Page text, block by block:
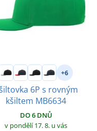
+6
6P s rovným
kšiltem MB6634
DO 6 DNŮ
v pondělí 17. 8. u vás